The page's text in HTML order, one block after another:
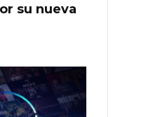
su nueva